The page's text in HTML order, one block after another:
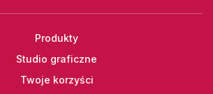
Produkty
Studio graficzne
Twoje korzyści